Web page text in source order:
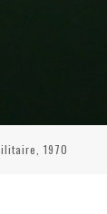
1970